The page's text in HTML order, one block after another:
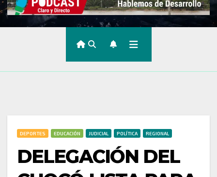
DEPORTES EDUCACIÓN JUDICIAL POLÍTICA REGIONAL
DELEGACIÓN DEL